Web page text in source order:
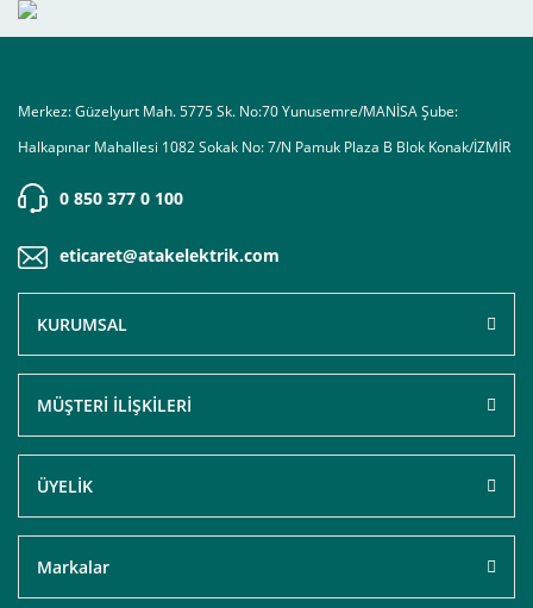
Merkez: Güzelyurt Mah. 5775 Sk. No:70 Yunusemre/MANİSA Şube:
Halkapınar Mahallesi 1082 Sokak No: 7/N Pamuk Plaza B Blok Konak/İZMİR
0 850 377 0 100
eticaret@atakelektrik.com
KURUMSAL
MÜŞTERİ İLİŞKİLERİ
ÜYELİK
Markalar